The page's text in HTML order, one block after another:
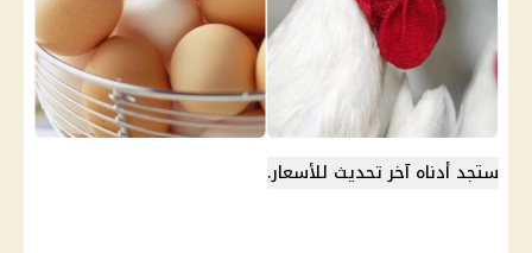
ستجد أدناه آخر تحديث للأسعار.